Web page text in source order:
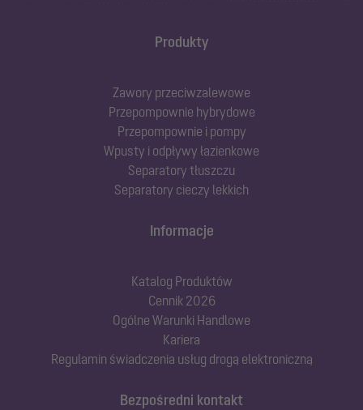
Produkty
Zawory przeciwzalewowe
Przepompownie hybrydowe
Przepompownie i pompy
Wpusty i odpływy łazienkowe
Separatory tłuszczu
Separatory cieczy lekkich
Bezpośredni kontakt
Informacje
Katalog Produktów
Cennik 2026
Ogólne Warunki Handlowe
Kariera
Regulamin świadczenia usług drogą elektroniczną